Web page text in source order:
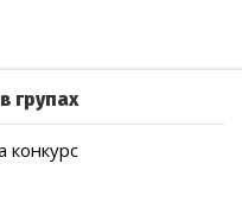
групах
конкурс